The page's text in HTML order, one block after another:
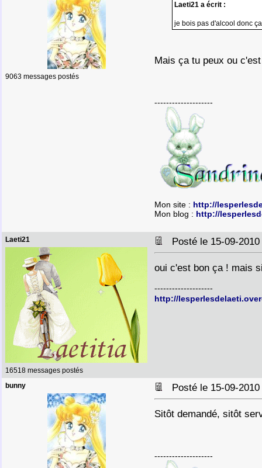
9063 messages postés
Laeti21 a écrit :
je bois pas d'alcool donc
Mais ça tu peux ou
--------------------
Mon site : http://
Mon blog : http://
Laeti21
16518 messages postés
Posté le 15-09-
oui c'est bon ça ! mais
--------------------
http://
bunny Posté le 15-09-
Sitôt demandé, sitôt
--------------------